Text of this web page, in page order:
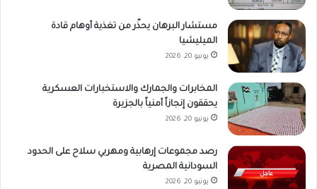
مستشار البرهان يحذّر من تغذية أوهام قادة
الميليشيا
يونيو 20, 2026
المخابرات والجمارك والاستخبارات العسكرية
يحققون إنجازاً أمنياً بالجزيرة
يونيو 20, 2026
رصد مجموعات إرهابية ومهربي سلاح على الحدود
السودانية المصرية
يونيو 20, 2026